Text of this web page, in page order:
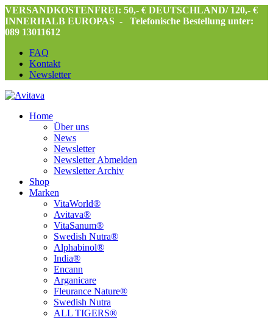
VERSANDKOSTENFREI: 50,- € DEUTSCHLAND/ 120,- €
INNERHALB EUROPAS -
Telefonische Bestellung unter:
089 13011612
FAQ
Kontakt
Newsletter
Home
Über uns
News
Newsletter
Newsletter Abmelden
Newsletter Archiv
Shop
Marken
VitaWorld®
Avitava®
VitaSanum®
Swedish Nutra®
Alphabinol®
India®
Encann
Arganicare
Fleurance Nature®
Swedish Nutra
ALL TIGERS®